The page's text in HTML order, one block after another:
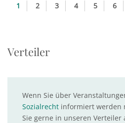
1 2 3 4 5 6
Verteiler
Wenn Sie über
Sozialrecht informiert werden
Sie gerne in unseren Verteiler